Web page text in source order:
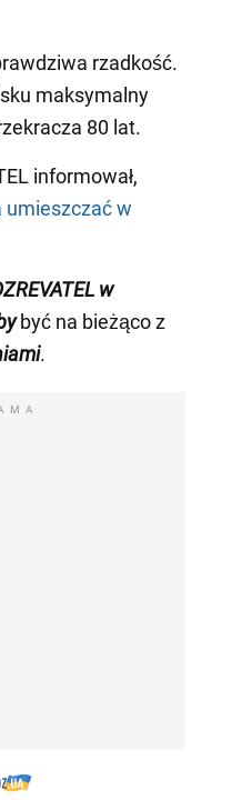
rzadkość.
maksymalny
80 lat.
informował,
umieszczać w
w
być na bieżąco z
.